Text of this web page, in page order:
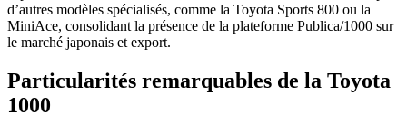
d’autres modèles spécialisés, comme la Toyota Sports 800 ou la
MiniAce, consolidant la présence de la plateforme Publica/1000 sur
le marché japonais et export.
Particularités remarquables de la Toyota
1000